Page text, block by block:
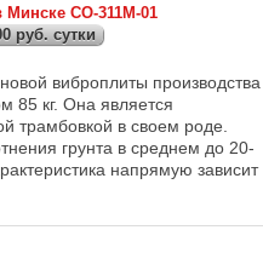
Минске СО-311М-01
руб. сутки
виброплиты производства
кг. Она является
трамбовкой в своем роде.
грунта в среднем до 20-
напрямую зависит
"слежалости" основания и